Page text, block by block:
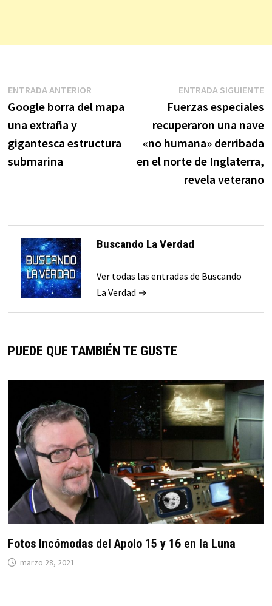
Navegación
de
entradas
ENTRADA ANTERIOREntrada
anterior:
Google borra del mapa
una extraña y
gigantesca estructura
submarina
ENTRADA SIGUIENTE
Fuerzas especiales
recuperaron una nave
«no humana» derribada
en el norte de Inglaterra,
revela veterano
Buscando La Verdad
Ver todas las entradas de Buscando
La Verdad →
PUEDE QUE TAMBIÉN TE GUSTE
Fotos Incómodas del Apolo 15 y 16 en la Luna
marzo 28, 2021